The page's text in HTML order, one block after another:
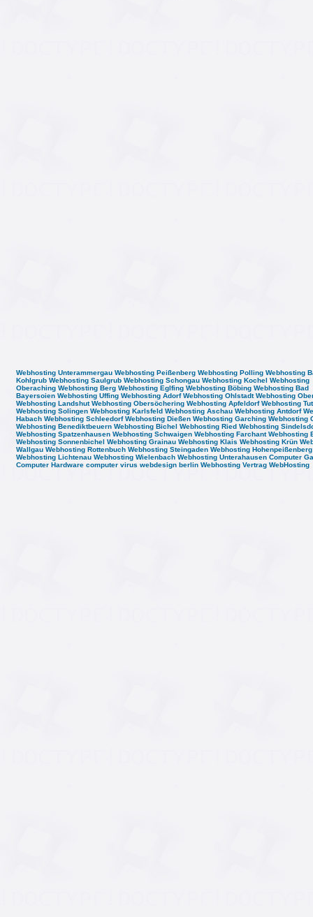
Webhosting Unterammergau Webhosting Peißenberg Webhosting Polling Webhosting
Kohlgrub Webhosting Saulgrub Webhosting Schongau Webhosting Kochel Webhosting
Oberaching Webhosting Berg Webhosting Eglfing Webhosting Böbing Webhosting Bad
Bayersoien Webhosting Uffing Webhosting Adorf Webhosting Ohlstadt Webhosting
Webhosting Landshut Webhosting Obersöchering Webhosting Apfeldorf Webhosting
Webhosting Solingen Webhosting Karlsfeld Webhosting Aschau Webhosting Antdorf
Habach Webhosting Schleedorf Webhosting Dießen Webhosting Garching Webhosting
Webhosting Benediktbeuern Webhosting Bichel Webhosting Ried Webhosting
Webhosting Spatzenhausen Webhosting Schwaigen Webhosting Farchant Webhosting
Webhosting Sonnenbichel Webhosting Grainau Webhosting Klais Webhosting Krün
Wallgau Webhosting Rottenbuch Webhosting Steingaden Webhosting Hohenpeißenberg
Webhosting Lichtenau Webhosting Wielenbach Webhosting Unterahausen Computer
Computer Hardware computer virus webdesign berlin Webhosting Vertrag WebHosting